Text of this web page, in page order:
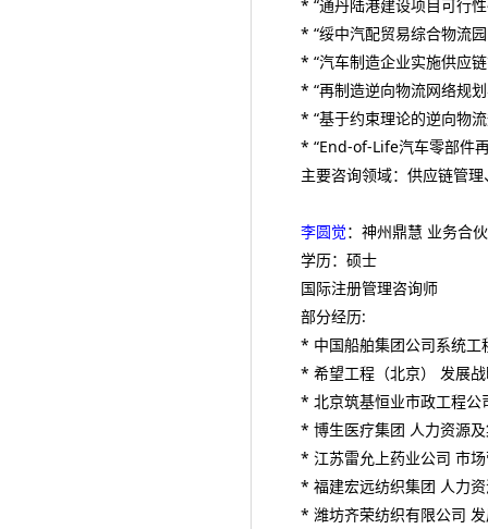
* “通丹陆港建设项目可行
* “绥中汽配贸易综合物流
* “汽车制造企业实施供应
* “再制造逆向物流网络规
* “基于约束理论的逆向物
* “End-of-Life汽车零部件
主要咨询领域：供应链管
李圆觉：神州鼎慧 业务合
学历：硕士
国际注册管理咨询师
部分经历:
* 中国船舶集团公司系统工
* 希望工程（北京） 发展
* 北京筑基恒业市政工程公
* 博生医疗集团 人力资源
* 江苏雷允上药业公司 市
* 福建宏远纺织集团 人力
* 潍坊齐荣纺织有限公司